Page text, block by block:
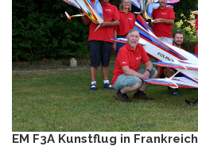
EM F3A Kunstflug in Frankreich